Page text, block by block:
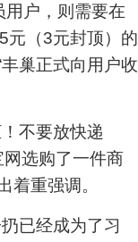
户，则需要在
元（3元封顶）的
巢正式向用户收
不要放快递
选购了一件商
着重强调。
已经成为了习